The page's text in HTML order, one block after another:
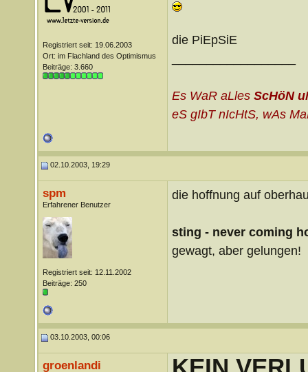
Registriert seit: 19.06.2003
Ort: im Flachland des Optimismus
Beiträge: 3.660
die PiEpSiE
Es WaR aLles ScHöN
eS gIbT nIcHtS, wAs
02.10.2003, 19:29
spm
Erfahrener Benutzer
Registriert seit: 12.11.2002
Beiträge: 250
die hoffnung auf
sting - never coming
gewagt, aber gelungen!
03.10.2003, 00:06
groenlandi